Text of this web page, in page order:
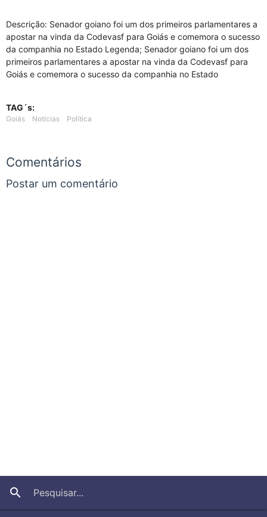
Descrição: Senador goiano foi um dos primeiros parlamentares a
apostar na vinda da Codevasf para Goiás e comemora o sucesso
da companhia no Estado Legenda; Senador goiano foi um dos
primeiros parlamentares a apostar na vinda da Codevasf para
Goiás e comemora o sucesso da companhia no Estado
TAG´s:
Goiás Notícias Política
Comentários
Postar um comentário
search